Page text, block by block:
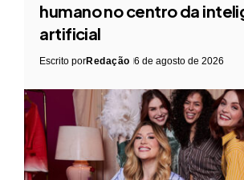
humano no centro da
artificial
Escrito porRedação 6 de agosto de 2026